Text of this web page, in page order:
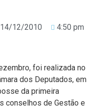
14/12/2010 4:50 pm
foi realizada no
dos Deputados, em
da primeira
conselhos de Gestão e